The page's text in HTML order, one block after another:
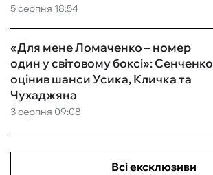
5 серпня 18:54
3 серпня 09:08
«Для мене Ломаченко – номер
один у світовому боксі»: Сенченко
оцінив шанси Усика, Кличка та
Чухаджяна
Всі ексклюзиви